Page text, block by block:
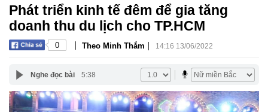
Phát triển kinh tế đêm để gia tăng
doanh thu du lịch cho TP.HCM
0 | Theo Minh Thắm | 14:16 13/06/2022
Nghe đọc bài 5:38